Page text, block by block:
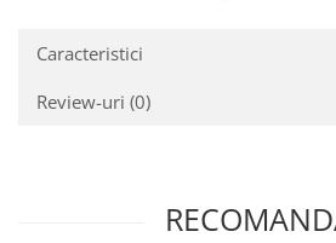
Caracteristici
Review-uri (0)